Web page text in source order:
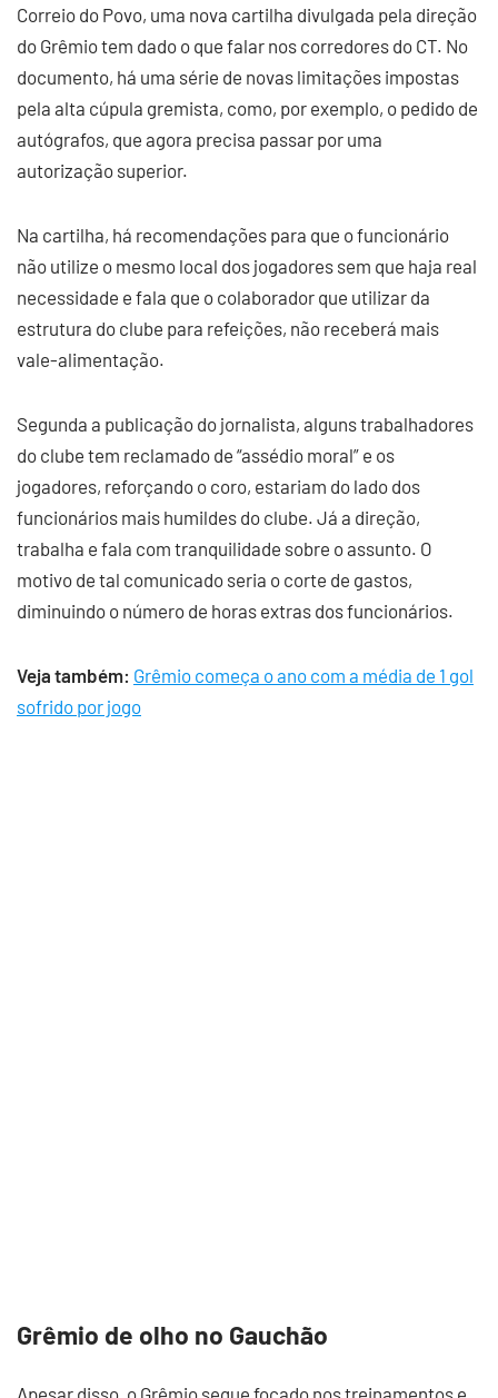
Correio do Povo, uma nova cartilha divulgada pela direção
do Grêmio tem dado o que falar nos corredores do CT. No
documento, há uma série de novas limitações impostas
pela alta cúpula gremista, como, por exemplo, o pedido de
autógrafos, que agora precisa passar por uma
autorização superior.
Na cartilha, há recomendações para que o funcionário
não utilize o mesmo local dos jogadores sem que haja real
necessidade e fala que o colaborador que utilizar da
estrutura do clube para refeições, não receberá mais
vale-alimentação.
Segunda a publicação do jornalista, alguns trabalhadores
do clube tem reclamado de “assédio moral” e os
jogadores, reforçando o coro, estariam do lado dos
funcionários mais humildes do clube. Já a direção,
trabalha e fala com tranquilidade sobre o assunto. O
motivo de tal comunicado seria o corte de gastos,
diminuindo o número de horas extras dos funcionários.
Veja também: Grêmio começa o ano com a média de 1 gol
sofrido por jogo
Grêmio de olho no Gauchão
Apesar disso, o Grêmio segue focado nos treinamentos e